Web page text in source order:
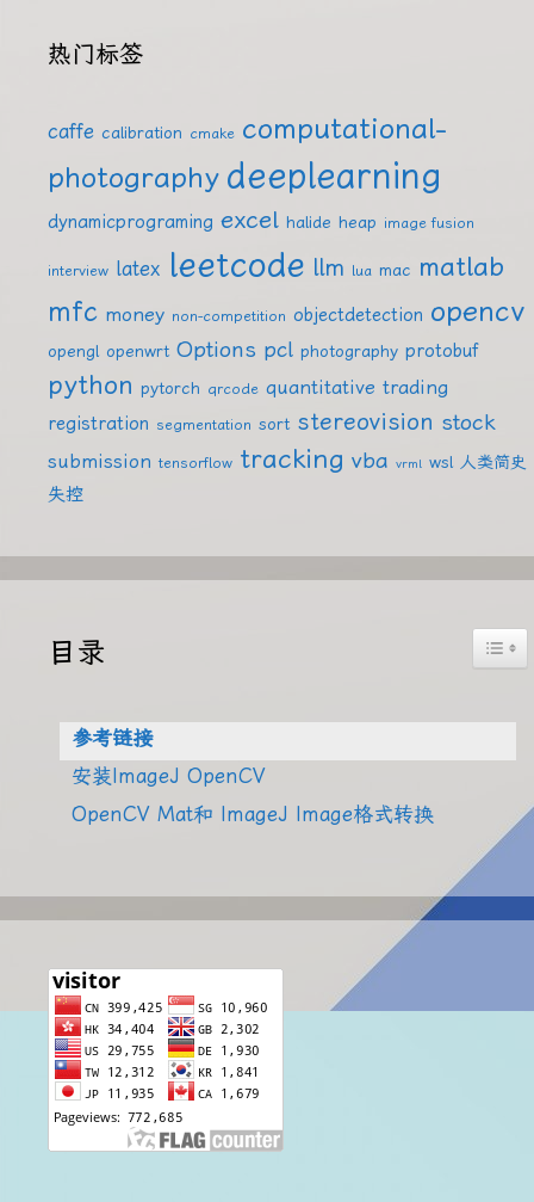
热门标签
caffe calibration cmake computational-
photography deeplearning
dynamicprograming excel halide heap image fusion
interview latex leetcode llm lua mac matlab
mfc money non-competition objectdetection opencv
opengl openwrt Options pcl photography protobuf
python pytorch qrcode quantitative trading
registration segmentation sort stereovision stock
submission tensorflow tracking vba vrml wsl 人类简史
失控
目录
参考链接
安装ImageJ OpenCV
OpenCV Mat和 ImageJ Image格式转换